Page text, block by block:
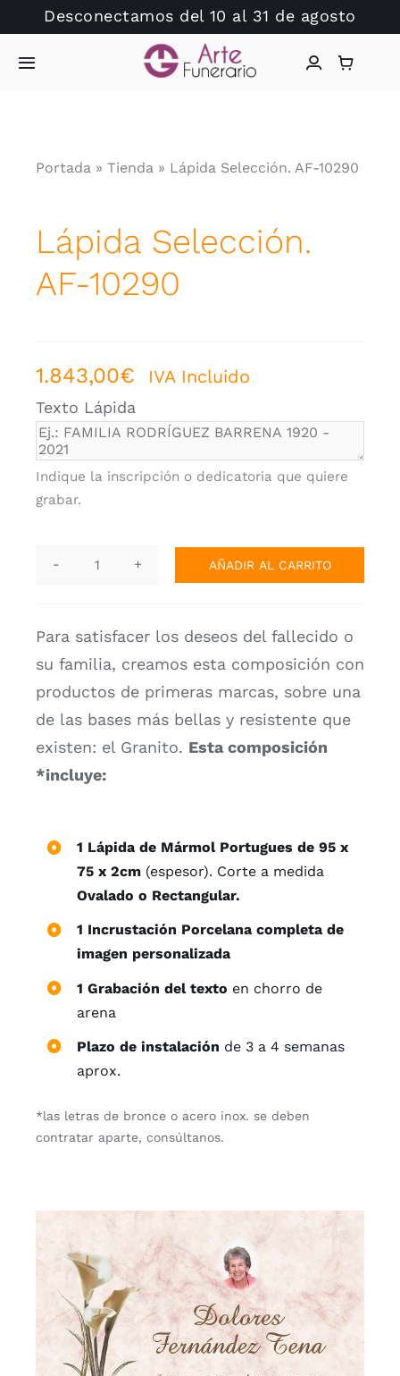
Saltar
contenido
Desconectamos del 10 al 31 de agosto
Toggle
Arte Funerario
Tienda
Dudas?
Portada» Tienda» Lápida Selección. AF-10290
Lápida Selección.
AF-10290
1.843,00€ IVA Incluido
Texto Lápida
Indique la inscripción o dedicatoria que quiere
grabar.
Lápida
10290
cantidad
AÑADIR AL CARRITO
Para satisfacer los deseos del fallecido o
su familia, creamos esta composición con
productos de primeras marcas, sobre una
de las bases más bellas y resistente que
existen: el Granito. Esta composición
*incluye:
1 Lápida de Mármol Portugues de 95 x
75 x 2cm(espesor). Corte a medida
Ovalado o Rectangular.
1 Incrustación Porcelana completa de
imagen personalizada
1 Grabación del texto en chorro de
arena
Plazo de instalación de 3 a 4 semanas
aprox.
*las letras de bronce o acero inox. se deben
contratar aparte, consúltanos.